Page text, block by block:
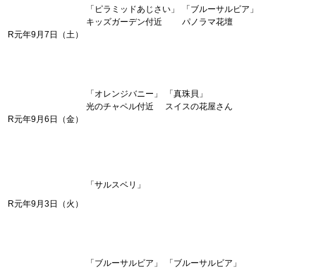
R元年9月7日（土）
「ピラミッドあじさい」
キッズガーデン付近
「ブルーサルビア」
パノラマ花壇
R元年9月6日（金）
「オレンジバニー」
光のチャペル付近
「真珠貝」
スイスの花屋さん
R元年9月3日（火）
「サルスベリ」
「ブルーサルビア」
「ブルーサルビア」